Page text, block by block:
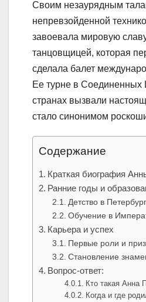
Своим незаурядным
непревзойденной
завоевала мировую
танцовщицей, которая
сделала балет
Ее турне в Соединенных
странах вызвали
стало синонимом
Содержание
Краткая биография
Ранние годы и
Детство в
Обучение в
Карьера и успех
Первые роли и
Становление
Вопрос-ответ:
Кто такая Анна
Когда и где